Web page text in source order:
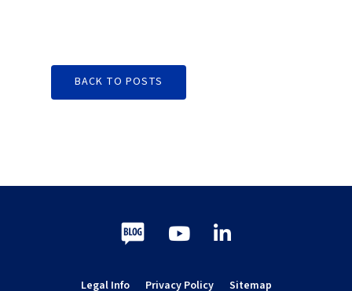
BACK TO POSTS
Blog Youtube
LinkedIn
Legal Info Privacy Policy Sitemap